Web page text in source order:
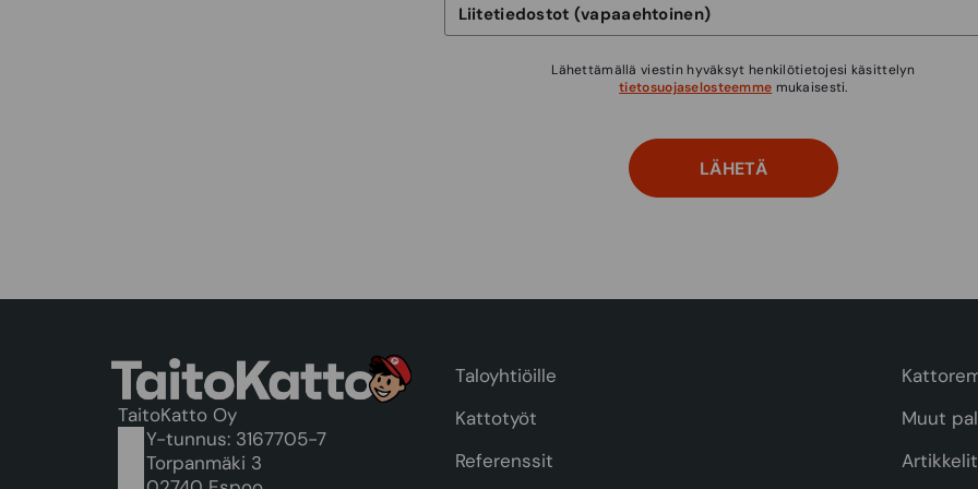
Lähettämällä viestin hyväksyt henkilötietojesi käsittelyn
tietosuojaselosteemme mukaisesti.
TaitoKatto Oy
Y-tunnus: 3167705-7
Torpanmäki 3
Taloyhtiöille
Kattotyöt
Muut
Referenssit